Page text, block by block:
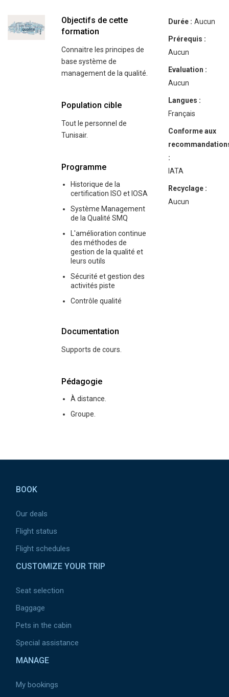
Objectifs de cette
formation
Connaitre les principes de
base système de
management de la qualité.
Population cible
Tout le personnel de
Tunisair.
Programme
Historique de la
certification ISO et IOSA
Système Management
de la Qualité SMQ
L'amélioration continue
des méthodes de
gestion de la qualité et
leurs outils
Sécurité et gestion des
activités piste
Contrôle qualité
Documentation
Supports de cours.
Pédagogie
À distance.
Groupe.
Durée : Aucun
Prérequis :
Aucun
Evaluation :
Aucun
Langues :
Français
Conforme aux
:
IATA
Recyclage :
Aucun
BOOK
Our deals
Flight status
Flight schedules
CUSTOMIZE YOUR TRIP
Seat selection
Baggage
Pets in the cabin
Special assistance
MANAGE
My bookings